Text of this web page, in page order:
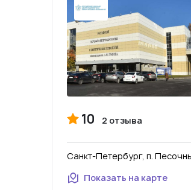
10 2 отзыва
Санкт-Петербург, п.
Показать на карте